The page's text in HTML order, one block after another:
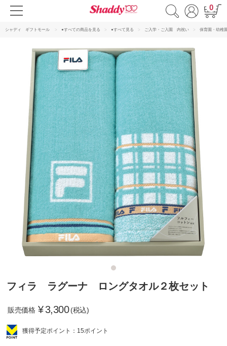
0
シャディ ギフトモール ●すべての商品を見る ●すべて見る ご入学・ご入園 内祝い 保育園・幼稚
フィラ ラグーナ ロングタオル２枚セット
販売価格 ¥3,300 (税込)
獲得予定ポイント：15ポイント